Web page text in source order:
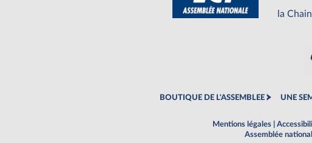
la
BOUTIQUE DE L'ASSEMBLEE UNE
Mentions légales
Assemblée